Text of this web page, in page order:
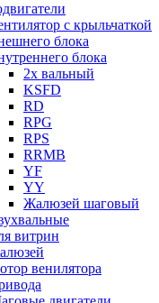
с крыльчаткой
блока
блока
2х вальный
KSFD
RD
RPG
RPS
RRMB
YF
YY
Жалюзей шаговый
витрин
венилятора